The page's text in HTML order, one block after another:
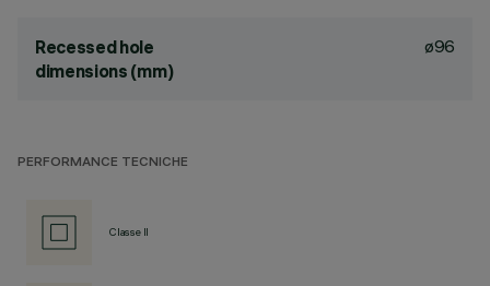
Recessed hole
dimensions (mm)
ø96
PERFORMANCE TECNICHE
Classe II